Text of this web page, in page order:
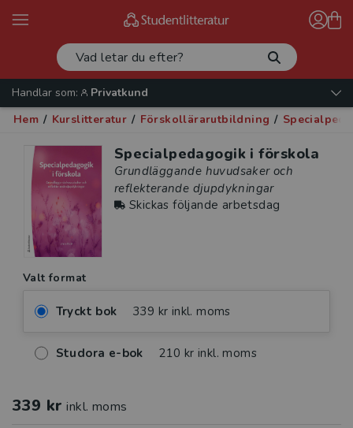
Handlar som:
Privatkund
Hem / Kurslitteratur / Förskollärarutbildning /
Specialpedagogik i förskola
Grundläggande huvudsaker och
reflekterande djupdykningar
Skickas följande arbetsdag
Valt format
Tryckt bok 339 kr inkl. moms
Studora e-bok 210 kr inkl. moms
339 kr inkl. moms